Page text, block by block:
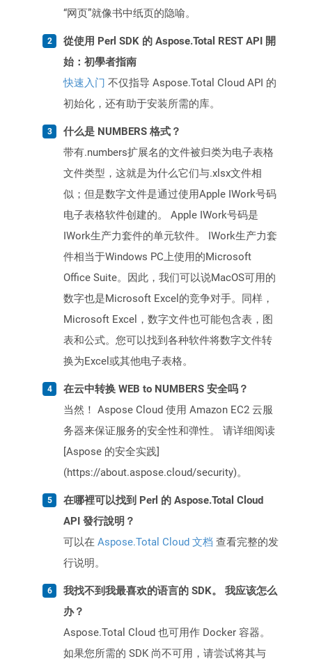
“网页”就像书中纸页的隐喻。
從使用 Perl SDK 的 Aspose.Total REST API 開
始：初學者指南
快速入门 不仅指导 Aspose.Total Cloud API 的
初始化，还有助于安装所需的库。
什么是 NUMBERS 格式？
带有.numbers扩展名的文件被归类为电子表格
文件类型，这就是为什么它们与.xlsx文件相
似；但是数字文件是通过使用Apple IWork号码
电子表格软件创建的。 Apple IWork号码是
IWork生产力套件的单元软件。 IWork生产力套
件相当于Windows PC上使用的Microsoft
Office Suite。因此，我们可以说MacOS可用的
数字也是Microsoft Excel的竞争对手。同样，
Microsoft Excel，数字文件也可能包含表，图
表和公式。您可以找到各种软件将数字文件转
换为Excel或其他电子表格。
在云中转换 WEB to NUMBERS 安全吗？
当然！ Aspose Cloud 使用 Amazon EC2 云服
务器来保证服务的安全性和弹性。 请详细阅读
[Aspose 的安全实践]
(https://about.aspose.cloud/security)。
在哪裡可以找到 Perl 的 Aspose.Total Cloud
API 發行說明？
可以在 Aspose.Total Cloud 文档 查看完整的发
行说明。
我找不到我最喜欢的语言的 SDK。 我应该怎么
办？
Aspose.Total Cloud 也可用作 Docker 容器。
如果您所需的 SDK 尚不可用，请尝试将其与